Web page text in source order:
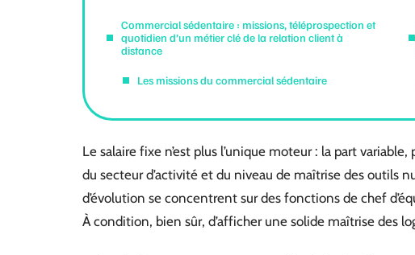
Commercial sédentaire : missions, téléprospection et
quotidien d’un métier clé de la relation client à
distance
Les missions du commercial sédentaire
Le salaire fixe n’est plus l’unique moteur : la part
du secteur d’activité et du niveau de maîtrise des outils
d’évolution se concentrent sur des fonctions de chef
À condition, bien sûr, d’afficher une solide maîtrise des